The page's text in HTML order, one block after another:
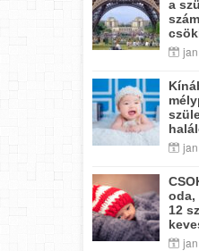
a
oda,
12